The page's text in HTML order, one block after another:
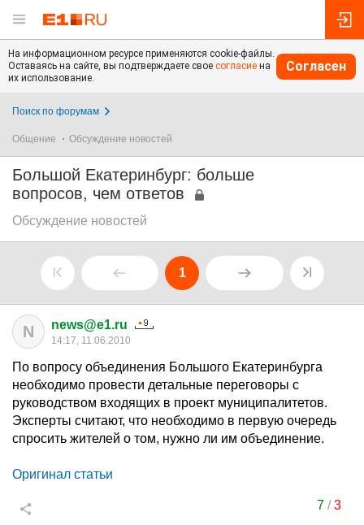
На информационном ресурсе применяются cookie-файлы.
Оставаясь на сайте, вы подтверждаете свое согласие на
их использование.
Согласен
Поиск по форумам
Общение Обсуждение новостей
Большой Екатеринбург: больше
вопросов, чем ответов
Обсуждение новостей
1
N news@e1.ru
14:17, 11.06.2010
По вопросу объединения Большого Екатеринбурга
необходимо провести детальные переговоры с
руководством входящих в проект муниципалитетов.
Эксперты считают, что необходимо в первую очередь
спросить жителей о том, нужно ли им объединение.
Оригинал статьи
7/3